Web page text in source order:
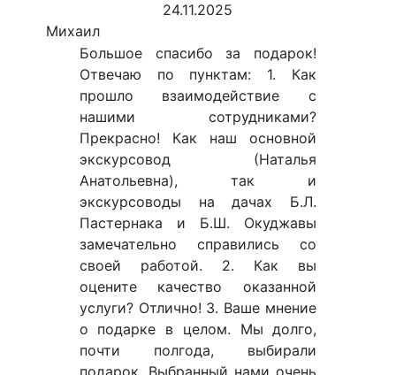
24.11.2025
Михаил
Большое спасибо за подарок!
Отвечаю по пунктам: 1. Как
прошло взаимодействие с
нашими сотрудниками?
Прекрасно! Как наш основной
экскурсовод (Наталья
Анатольевна), так и
экскурсоводы на дачах Б.Л.
Пастернака и Б.Ш. Окуджавы
замечательно справились со
своей работой. 2. Как вы
оцените качество оказанной
услуги? Отлично! 3. Ваше мнение
о подарке в целом. Мы долго,
почти полгода, выбирали
подарок. Выбранный нами очень